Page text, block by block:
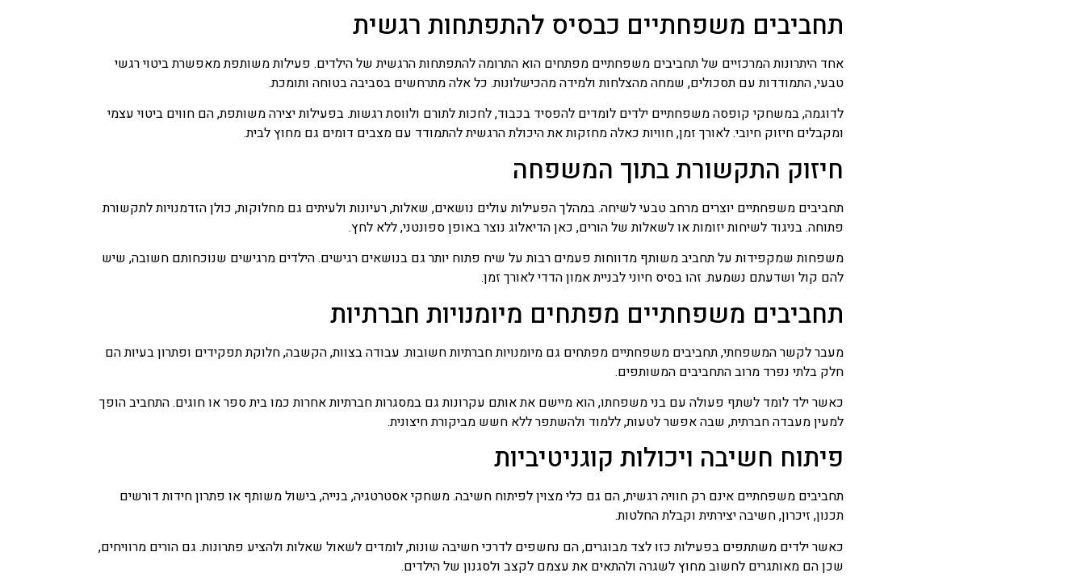
תחביבים משפחתיים כבסיס להתפתחות רגשית
אחד היתרונות המרכזיים של תחביבים משפחתיים מפתחים הוא התרומה להתפתחות הרגשית של הילדים. פעילות משותפת מאפשרת ביטוי רגשי
טבעי, התמודדות עם תסכולים, שמחה מהצלחות ולמידה מהכישלונות. כל אלה מתרחשים בסביבה בטוחה ותומכת.
לדוגמה, במשחקי קופסה משפחתיים ילדים לומדים להפסיד בכבוד, לחכות לתורם ולווסת רגשות. בפעילות יצירה משותפת, הם חווים ביטוי עצמי
ומקבלים חיזוק חיובי. לאורך זמן, חוויות כאלה מחזקות את היכולת הרגשית להתמודד עם מצבים דומים גם מחוץ לבית.
חיזוק התקשורת בתוך המשפחה
תחביבים משפחתיים יוצרים מרחב טבעי לשיחה. במהלך הפעילות עולים נושאים, שאלות, רעיונות ולעיתים גם מחלוקות, כולן הזדמנויות לתקשורת
פתוחה. בניגוד לשיחות יזומות או לשאלות של הורים, כאן הדיאלוג נוצר באופן ספונטני, ללא לחץ.
משפחות שמקפידות על תחביב משותף מדווחות פעמים רבות על שיח פתוח יותר גם בנושאים רגישים. הילדים מרגישים שנוכחותם חשובה, שיש
להם קול ושדעתם נשמעת. זהו בסיס חיוני לבניית אמון הדדי לאורך זמן.
תחביבים משפחתיים מפתחים מיומנויות חברתיות
מעבר לקשר המשפחתי, תחביבים משפחתיים מפתחים גם מיומנויות חברתיות חשובות. עבודה בצוות, הקשבה, חלוקת תפקידים ופתרון בעיות הם
חלק בלתי נפרד מרוב התחביבים המשותפים.
כאשר ילד לומד לשתף פעולה עם בני משפחתו, הוא מיישם את אותם עקרונות גם במסגרות חברתיות אחרות כמו בית ספר או חוגים. התחביב הופך
למעין מעבדה חברתית, שבה אפשר לטעות, ללמוד ולהשתפר ללא חשש מביקורת חיצונית.
פיתוח חשיבה ויכולות קוגניטיביות
תחביבים משפחתיים אינם רק חוויה רגשית, הם גם כלי מצוין לפיתוח חשיבה. משחקי אסטרטגיה, בנייה, בישול משותף או פתרון חידות דורשים
תכנון, זיכרון, חשיבה יצירתית וקבלת החלטות.
כאשר ילדים משתתפים בפעילות כזו לצד מבוגרים, הם נחשפים לדרכי חשיבה שונות, לומדים לשאול שאלות ולהציע פתרונות. גם הורים מרוויחים,
שכן הם מאותגרים לחשוב מחוץ לשגרה ולהתאים את עצמם לקצב ולסגנון של הילדים.